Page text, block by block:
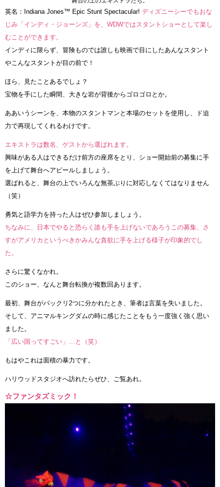
英名：Indiana Jones™ Epic Stunt Spectacular! ディズニーシーでもおな
じみ「インディ・ジョーンズ」を、WDWではスタントショーとして楽し
むことができます。
インディに限らず、冒険ものでは誰しも映画で目にしたあんなスタント
やこんなスタントが目の前で！
ほら、見たことあるでしょ？
宝物を手にした瞬間、大きな岩が背後からゴロゴロとか。
ああいうシーンを、本物のスタントマンと本場のセットを使用し、ド迫
力で再現してくれるわけです。
エキストラは数名、ゲストから選ばれます。
興味がある人はできるだけ前方の座席をとり、ショー開始前の募集に手
を上げて舞台へアピールしましょう。
選ばれると、舞台の上でいろんな無茶ぶりに対応しなくてはなりません
（笑）
勇気と語学力を持った人はぜひ参加しましょう。
ちなみに、日本でやると恐らく誰も手を上げないであろうこの募集、さ
すがアメリカというべきかみんな貪欲に手を上げる様子が印象的でし
た。
さらに驚くなかれ。
このショー、なんと舞台転換が複数回あります。
最初、舞台がパックリ2つに分かれたとき、筆者は言葉を失いました。
そして、アニマルキングダムの時に感じたことをもう一度強く強く思い
ました。
「広い国ってすごい」…と（笑）
もはやこれは面積の暴力です。
ハリウッドスタジオへ訪れたらぜひ、ご覧あれ。
☆ファンタズミック！